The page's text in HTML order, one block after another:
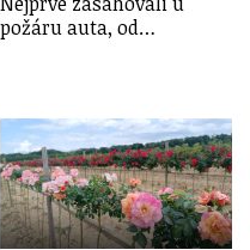
požáru auta, od…